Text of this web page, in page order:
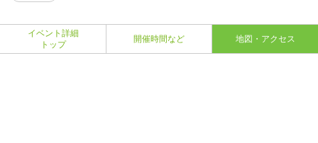
イベント詳細
トップ
開催時間など 地図・アクセス